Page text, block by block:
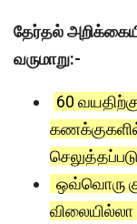
தேர்தல்
வருமாறு:-
60
கணக்குகளில்
ஒவ்வொரு